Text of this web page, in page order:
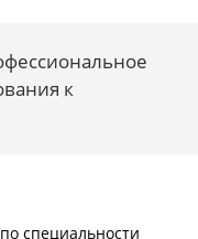
к
специальности